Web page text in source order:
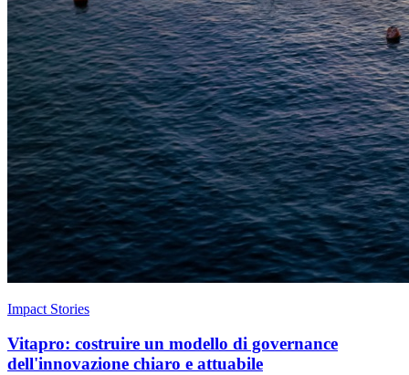
Impact Stories
Vitapro: costruire un modello di governance
dell'innovazione chiaro e attuabile